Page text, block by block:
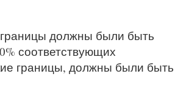
должны были быть
соответствующих
границы, должны были быть